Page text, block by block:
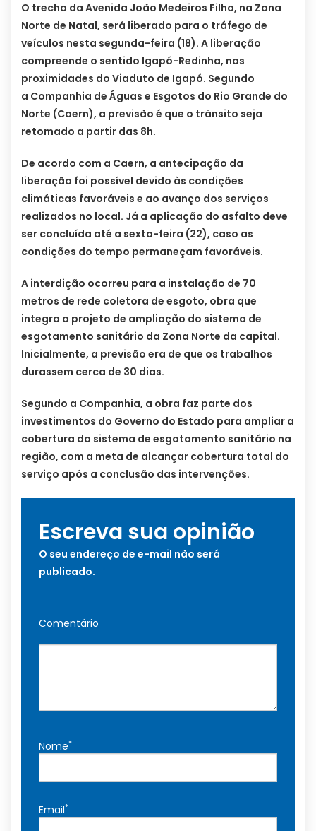
O trecho da Avenida João Medeiros Filho, na Zona
Norte de Natal, será liberado para o tráfego de
veículos nesta segunda-feira (18). A liberação
compreende o sentido Igapó-Redinha, nas
proximidades do Viaduto de Igapó. Segundo
a Companhia de Águas e Esgotos do Rio Grande do
Norte (Caern), a previsão é que o trânsito seja
retomado a partir das 8h.
De acordo com a Caern, a antecipação da
liberação foi possível devido às condições
climáticas favoráveis e ao avanço dos serviços
realizados no local. Já a aplicação do asfalto deve
ser concluída até a sexta-feira (22), caso as
condições do tempo permaneçam favoráveis.
A interdição ocorreu para a instalação de 70
metros de rede coletora de esgoto, obra que
integra o projeto de ampliação do sistema de
esgotamento sanitário da Zona Norte da capital.
Inicialmente, a previsão era de que os trabalhos
durassem cerca de 30 dias.
Segundo a Companhia, a obra faz parte dos
investimentos do Governo do Estado para ampliar a
cobertura do sistema de esgotamento sanitário na
região, com a meta de alcançar cobertura total do
serviço após a conclusão das intervenções.
Escreva sua opinião
O seu endereço de e-mail não será
publicado.
Comentário
Nome*
Email*